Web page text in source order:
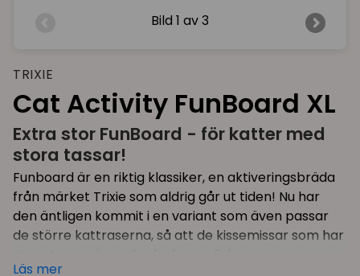
Bild 1 av 3
TRIXIE
Cat Activity FunBoard XL
Extra stor FunBoard - för katter med
stora tassar!
Funboard är en riktig klassiker, en aktiveringsbräda
från märket Trixie som aldrig går ut tiden! Nu har
den äntligen kommit i en variant som även passar
de större kattraserna, så att de kissemissar som har
Läs mer